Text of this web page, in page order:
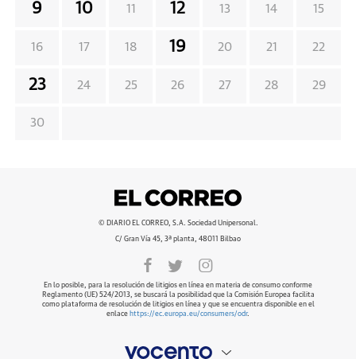
9 10 11 12 13 14 15
16 17 18 19 20 21 22
23 24 25 26 27 28 29
30
© DIARIO EL CORREO, S.A. Sociedad Unipersonal.
C/ Gran Vía 45, 3ª planta, 48011 Bilbao
En lo posible, para la resolución de litigios en línea en materia de consumo conforme
Reglamento (UE) 524/2013, se buscará la posibilidad que la Comisión Europea facilita
como plataforma de resolución de litigios en línea y que se encuentra disponible en el
enlace https://ec.europa.eu/consumers/odr.